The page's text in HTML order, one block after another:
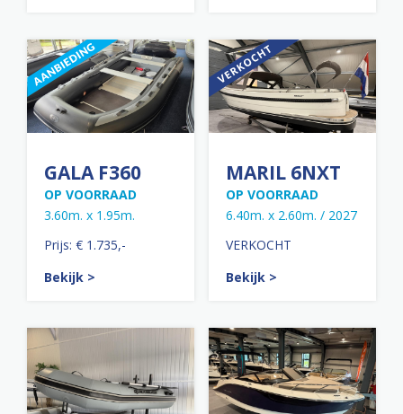
GALA F360
OP VOORRAAD
3.60m. x 1.95m.
Prijs: € 1.735,-
Bekijk >
MARIL 6NXT
OP VOORRAAD
6.40m. x 2.60m. / 2027
VERKOCHT
Bekijk >